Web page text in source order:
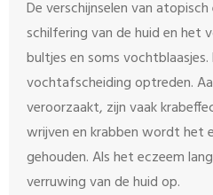
De verschijnselen van
schilfering van de huid en het
bultjes en soms vochtblaasjes.
vochtafscheiding optreden.
veroorzaakt, zijn vaak
wrijven en krabben wordt het
gehouden. Als het eczeem
verruwing van de huid op.